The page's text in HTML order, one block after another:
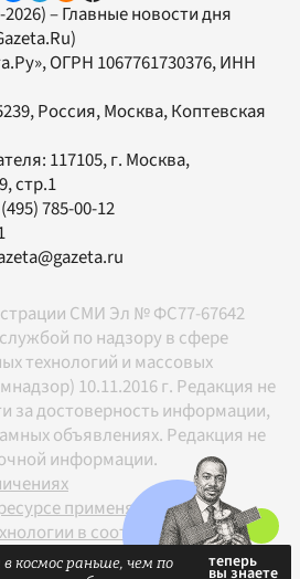
– Главные новости дня
, ОГРН 1067761730376, ИНН
Россия, Москва, Коптевская
117105, г. Москва,
стр.1
785-00-12
СМИ Эл № ФС77-67642
по надзору в сфере
технологий и массовых
10.11.2016 г. Редакция не
за достоверность информации,
объявлениях. Редакция не
информации.
применяются
в соответствии с
космос раньше, чем по